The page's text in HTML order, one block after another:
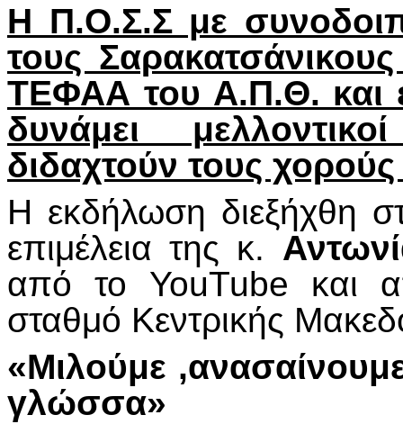
Η Π.Ο.Σ.Σ με
τους
ΤΕΦΑΑ του Α.Π.Θ. και
δυνάμει
διδαχτούν τους
Η εκδήλωση διεξήχθη
επιμέλεια της κ.
από το YouTube και
σταθμό Κεντρικής
«Μιλούμε
γλώσσα»